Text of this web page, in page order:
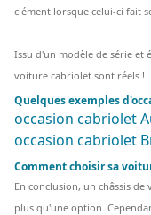
clément lorsque celui-ci fait
Issu d'un modèle de série et
voiture cabriolet sont réels !
Quelques exemples
occasion cabriolet
occasion cabriolet
Comment choisir sa
En conclusion, un châssis
plus qu'une option.